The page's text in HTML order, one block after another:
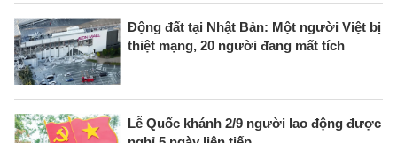
Động đất tại Nhật Bản: Một người Việt bị
thiệt mạng, 20 người đang mất tích
Lễ Quốc khánh 2/9 người lao động được